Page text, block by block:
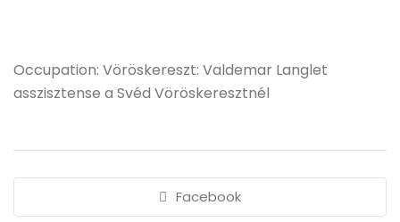
Occupation: Vöröskereszt: Valdemar Langlet
asszisztense a Svéd Vöröskeresztnél
Facebook